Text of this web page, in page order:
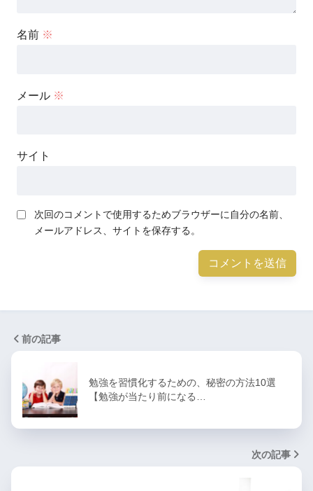
名前 ※
メール ※
サイト
次回のコメントで使用するためブラウザーに自分の名前、
メールアドレス、サイトを保存する。
前の記事
勉強を習慣化するための、秘密の方法10選
【勉強が当たり前になる…
次の記事